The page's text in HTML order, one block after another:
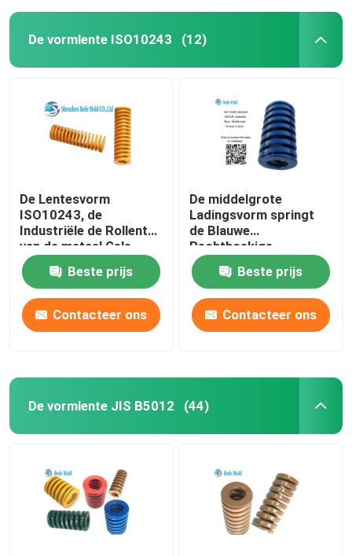
De vormlente ISO10243 (12)
De Lentesvorm
ISO10243, de
Industriële de Rollentes
van de metaal Gele
Matrijs van de
InjectievormBeste prijs
Contacteer ons
De middelgrote
Ladingsvorm springt
de Blauwe
Rechthoekige
ISO10243 norm van de
Kleurenb Reeks op
Beste prijs
Contacteer ons
De vormlente JIS B5012 (44)